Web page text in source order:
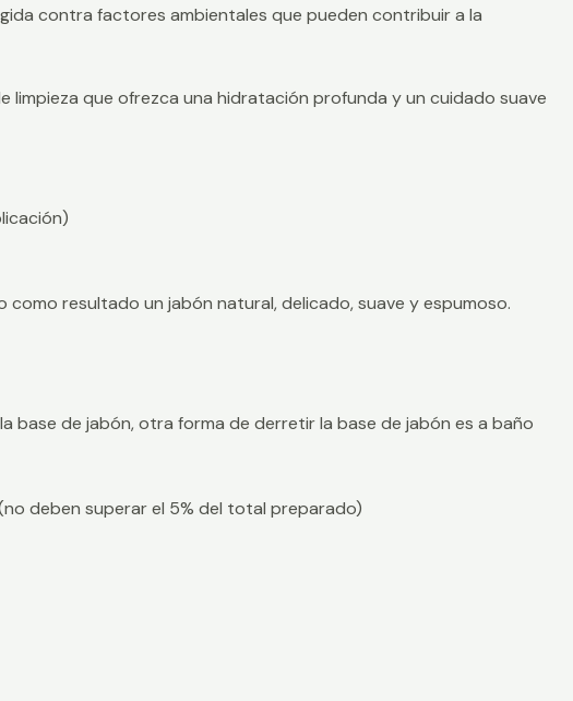
contra factores ambientales que pueden contribuir a la
que ofrezca una hidratación profunda y un cuidado suave
resultado un jabón natural, delicado, suave y espumoso.
base de jabón, otra forma de derretir la base de jabón es a baño
deben superar el 5% del total preparado)